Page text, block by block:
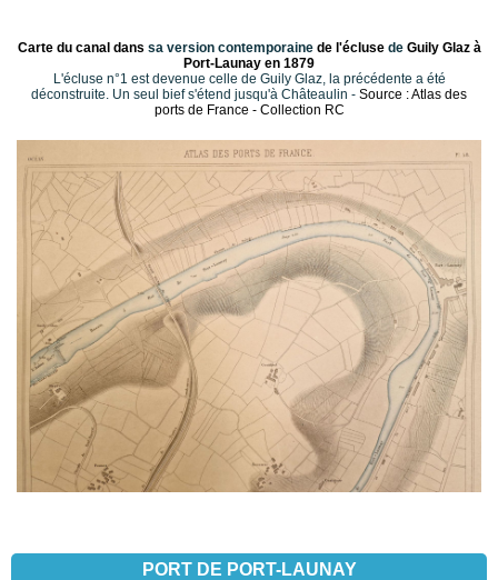
Carte du canal dans sa version contemporaine de l'écluse de Guily Glaz à
Port-Launay en 1879
L'écluse n°1 est devenue celle de Guily Glaz, la précédente a été
déconstruite. Un seul bief s'étend jusqu'à Châteaulin - Source : Atlas des
ports de France - Collection RC
PORT DE PORT-LAUNAY